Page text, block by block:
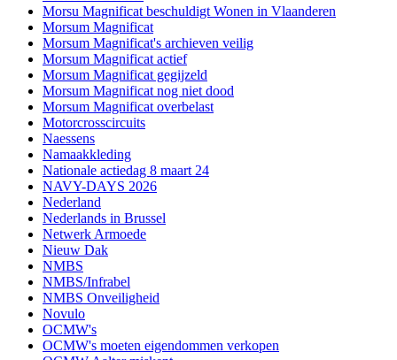
Morsu Magnificat beschuldigt Wonen in Vlaanderen
Morsum Magnificat
Morsum Magnificat's archieven veilig
Morsum Magnificat actief
Morsum Magnificat gegijzeld
Morsum Magnificat nog niet dood
Morsum Magnificat overbelast
Motorcrosscircuits
Naessens
Namaakkleding
Nationale actiedag 8 maart 24
NAVY-DAYS 2026
Nederland
Nederlands in Brussel
Netwerk Armoede
Nieuw Dak
NMBS
NMBS/Infrabel
NMBS Onveiligheid
Novulo
OCMW's
OCMW's moeten eigendommen verkopen